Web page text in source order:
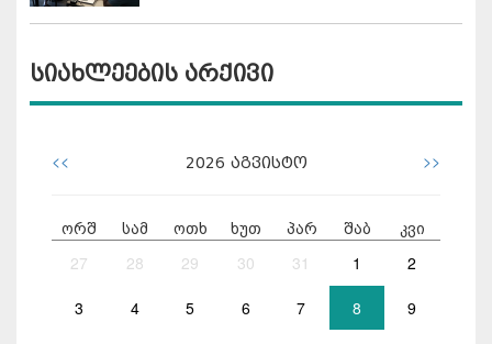
სიახლეების არქივი
<< 2026 აგვისტო >>
ორშ სამ ოთხ ხუთ პარ შაბ კვი
27 28 29 30 31 1 2
3 4 5 6 7 8 9